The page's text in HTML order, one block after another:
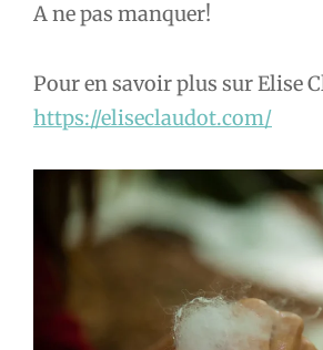
A ne pas manquer!
Pour en savoir plus sur Elise
https://eliseclaudot.com/